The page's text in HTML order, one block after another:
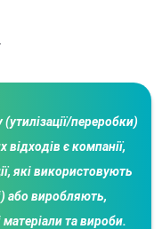
переробки)
є компанії,
які використовують
або виробляють,
та вироби.